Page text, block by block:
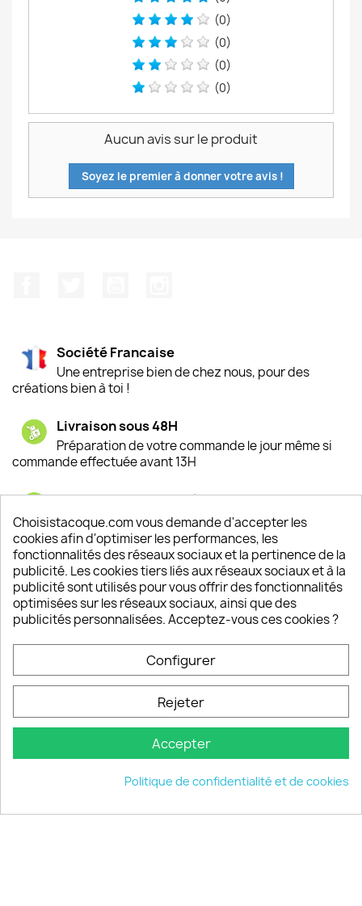
(0)
(0)
(0)
(0)
Aucun avis sur le produit
Soyez le premier à donner votre avis !
Société Francaise
Une entreprise bien de chez nous, pour des
créations bien à toi !
Livraison sous 48H
Préparation de votre commande le jour même si
commande effectuée avant 13H
Satisfaction de nos clients
Depuis 2009, entre 92% et 94% de nos clients
sont satisfaits de nos produits
Un SAV à votre écoute
Notre SAV est disponible 6/7J de 10h à 18H
keyboard_arrow_down
© 2026 - choisistacoque.com
Choisistacoque.com vous demande d'accepter les
cookies afin d'optimiser les performances, les
fonctionnalités des réseaux sociaux et la pertinence de la
publicité. Les cookies tiers liés aux réseaux sociaux et à la
publicité sont utilisés pour vous offrir des fonctionnalités
optimisées sur les réseaux sociaux, ainsi que des
publicités personnalisées. Acceptez-vous ces cookies ?
Configurer
Rejeter
Accepter
Politique de confidentialité et de cookies